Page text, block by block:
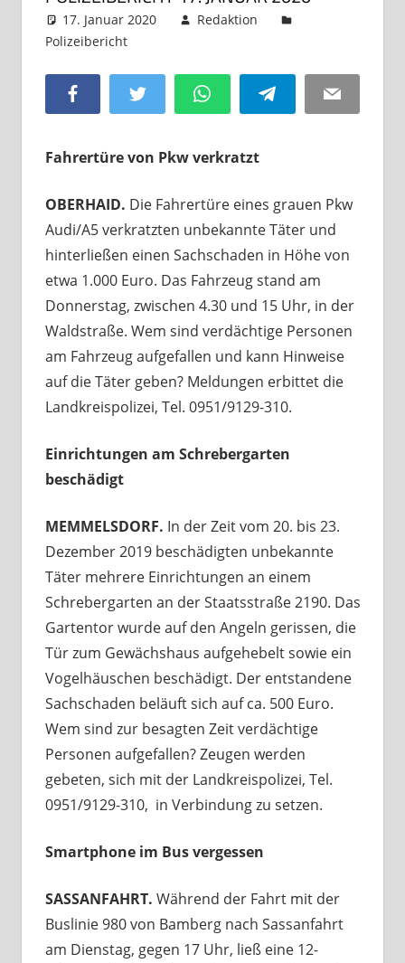
17. Januar 2020
Redaktion
Polizeibericht
Facebook Twitter WhatsAppTelegram Email
Fahrertüre von Pkw verkratzt
OBERHAID. Die Fahrertüre eines grauen Pkw
Audi/A5 verkratzten unbekannte Täter und
hinterließen einen Sachschaden in Höhe von
etwa 1.000 Euro. Das Fahrzeug stand am
Donnerstag, zwischen 4.30 und 15 Uhr, in der
Waldstraße. Wem sind verdächtige Personen
am Fahrzeug aufgefallen und kann Hinweise
auf die Täter geben? Meldungen erbittet die
Landkreispolizei, Tel. 0951/9129-310.
Einrichtungen am Schrebergarten
beschädigt
MEMMELSDORF. In der Zeit vom 20. bis 23.
Dezember 2019 beschädigten unbekannte
Täter mehrere Einrichtungen an einem
Schrebergarten an der Staatsstraße 2190. Das
Gartentor wurde auf den Angeln gerissen, die
Tür zum Gewächshaus aufgehebelt sowie ein
Vogelhäuschen beschädigt. Der entstandene
Sachschaden beläuft sich auf ca. 500 Euro.
Wem sind zur besagten Zeit verdächtige
Personen aufgefallen? Zeugen werden
gebeten, sich mit der Landkreispolizei, Tel.
0951/9129-310, in Verbindung zu setzen.
Smartphone im Bus vergessen
SASSANFAHRT. Während der Fahrt mit der
Buslinie 980 von Bamberg nach Sassanfahrt
am Dienstag, gegen 17 Uhr, ließ eine 12-